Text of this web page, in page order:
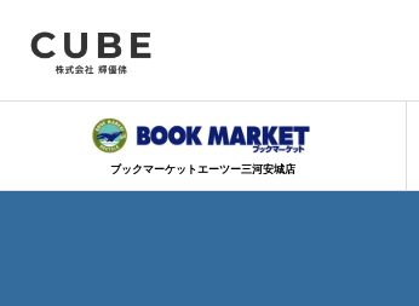
ブックマーケットエーツー三河安城店